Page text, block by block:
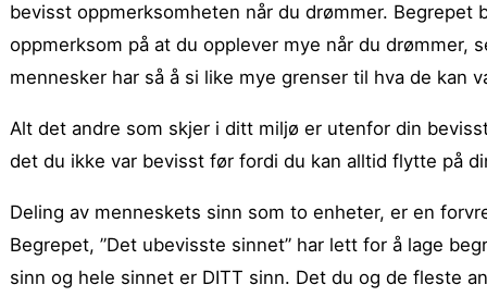
bevisst oppmerksomheten når du drømmer.
oppmerksom på at du opplever mye når du drømmer,
mennesker har så å si like mye grenser til hva de
Alt det andre som skjer i ditt miljø er utenfor din
det du ikke var bevisst før fordi du kan alltid flytte på
Deling av menneskets sinn som to enheter, er en
Begrepet, ”Det ubevisste sinnet” har lett for å lage
sinn og hele sinnet er DITT sinn. Det du og de fleste